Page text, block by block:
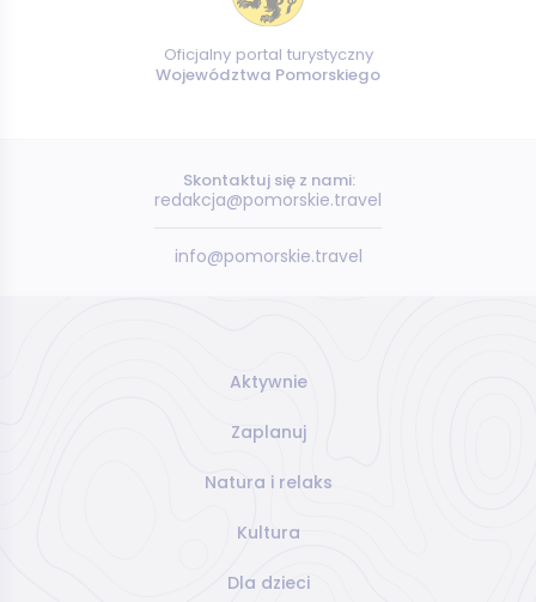
Oficjalny portal turystyczny
Województwa Pomorskiego
Skontaktuj się z nami:
redakcja@pomorskie.travel
info@pomorskie.travel
Aktywnie
Zaplanuj
Natura i relaks
Kultura
Dla dzieci